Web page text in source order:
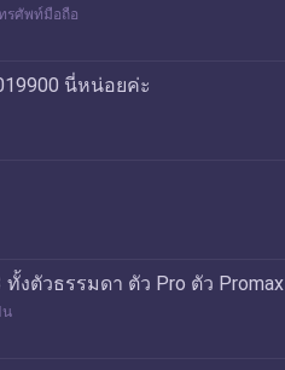
รศัพท์มือถือ
นี่หน่อยค่ะ
งตัวธรรมดา ตัว Pro ตัว Promax
น